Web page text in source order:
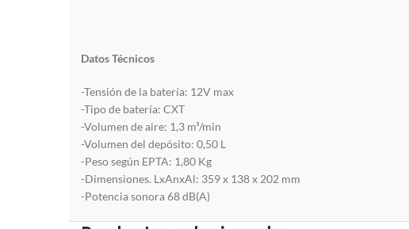
Datos Técnicos
-Tensión de la batería: 12V max
-Tipo de batería: CXT
-Volumen de aire: 1,3 m³/min
-Volumen del depósito: 0,50 L
-Peso según EPTA: 1,80 Kg
-Dimensiones. LxAnxAl: 359 x 138 x 202 mm
-Potencia sonora 68 dB(A)